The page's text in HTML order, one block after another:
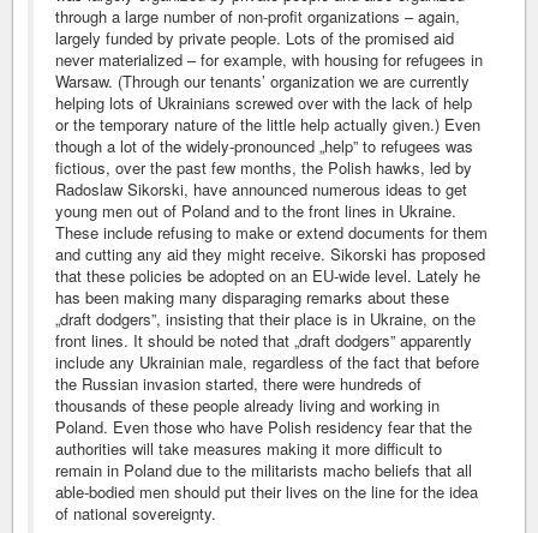
through a large number of non-profit organizations – again,
largely funded by private people. Lots of the promised aid
never materialized – for example, with housing for refugees in
Warsaw. (Through our tenants’ organization we are currently
helping lots of Ukrainians screwed over with the lack of help
or the temporary nature of the little help actually given.) Even
though a lot of the widely-pronounced „help” to refugees was
fictious, over the past few months, the Polish hawks, led by
Radoslaw Sikorski, have announced numerous ideas to get
young men out of Poland and to the front lines in Ukraine.
These include refusing to make or extend documents for them
and cutting any aid they might receive. Sikorski has proposed
that these policies be adopted on an EU-wide level. Lately he
has been making many disparaging remarks about these
„draft dodgers”, insisting that their place is in Ukraine, on the
front lines. It should be noted that „draft dodgers” apparently
include any Ukrainian male, regardless of the fact that before
the Russian invasion started, there were hundreds of
thousands of these people already living and working in
Poland. Even those who have Polish residency fear that the
authorities will take measures making it more difficult to
remain in Poland due to the militarists macho beliefs that all
able-bodied men should put their lives on the line for the idea
of national sovereignty.